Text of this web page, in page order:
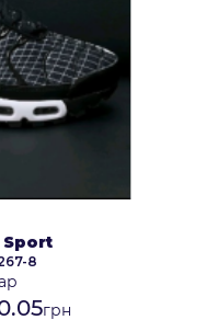
Sport
8
грн